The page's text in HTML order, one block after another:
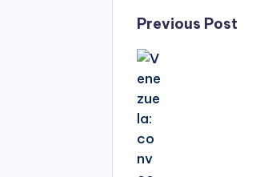
Post
navigation
Previous Post